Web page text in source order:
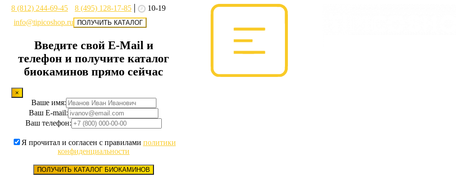
8 (812) 244-69-45 8 (495) 128-17-85
10-19
info@tipicoshop.ru
ПОЛУЧИТЬ КАТАЛОГ
Введите свой E-Mail и
телефон и получите каталог
биокаминов прямо сейчас
×
Ваше имя:
Ваш E-mail:
Ваш телефон:
Я прочитал и согласен с правилами политики
конфиденциальности
ПОЛУЧИТЬ КАТАЛОГ БИОКАМИНОВ